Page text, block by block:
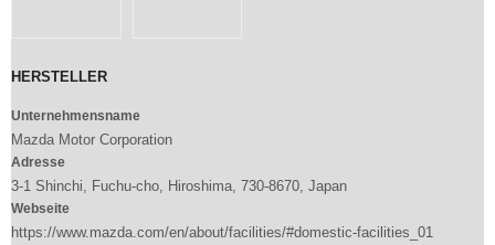
HERSTELLER
Unternehmensname
Mazda Motor Corporation
Adresse
3-1 Shinchi, Fuchu-cho, Hiroshima, 730-8670, Japan
Webseite
https://www.mazda.com/en/about/facilities/#domestic-facilities_01